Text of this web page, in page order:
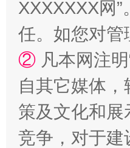
XXXXXXX网
任。如您对管
② 凡本网注
自其它媒体
策及文化和
竞争，对于建